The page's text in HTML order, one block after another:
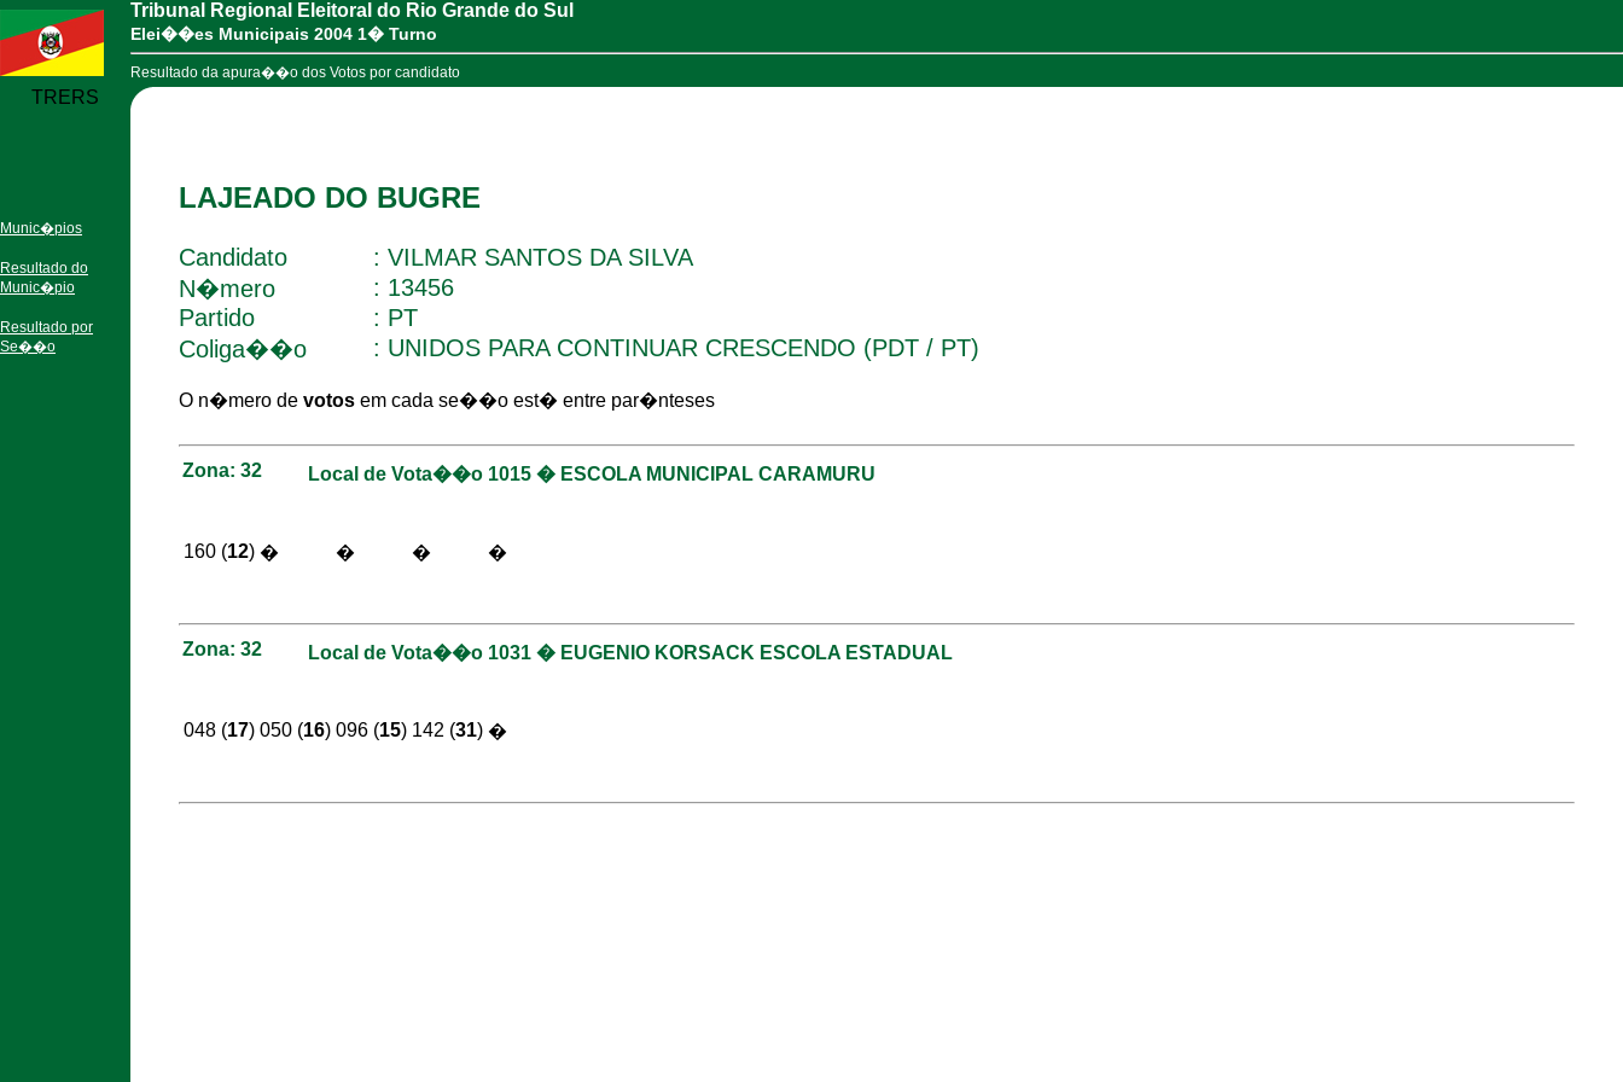
Tribunal Regional Eleitoral do Rio Grande do Sul
Elei��es Municipais 2004 1� Turno
Resultado da apura��o dos Votos por candidato
TRERS
Munic�pios
Resultado do
Munic�pio
Resultado por
Se��o
LAJEADO DO BUGRE
Candidato
: VILMAR SANTOS DA SILVA
N�mero
: 13456
Partido
: PT
Coliga��o
: UNIDOS PARA CONTINUAR CRESCENDO (PDT / PT)
O n�mero de votos em cada se��o est� entre par�nteses
Zona: 32 Local de Vota��o 1015 � ESCOLA MUNICIPAL CARAMURU
160 (12) � � � �
Zona: 32 Local de Vota��o 1031 � EUGENIO KORSACK ESCOLA ESTADUAL
048 (17) 050 (16) 096 (15) 142 (31) �